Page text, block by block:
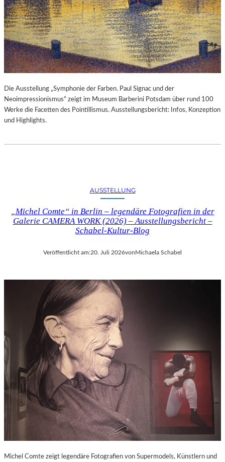
Die Ausstellung „Symphonie der Farben. Paul Signac und der
Neoimpressionismus“ zeigt im Museum Barberini Potsdam über rund 100
Werke die Facetten des Pointillismus. Ausstellungsbericht: Infos, Konzeption
und Highlights.
AUSSTELLUNG
„Michel Comte“ in Berlin – legendäre Fotografien in der
Galerie CAMERA WORK (2026) – Ausstellungsbericht –
Schabel-Kultur-Blog
Veröffentlicht am:20. Juli 2026vonMichaela Schabel
Michel Comte zeigt legendäre Fotografien von Supermodels, Künstlern und